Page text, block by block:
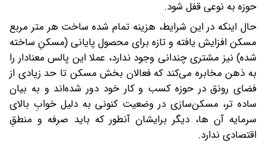
حوزه به نوعی قفل شود.
حال اینکه در این شرایط، هزینه تمام شده ساخت هر متر مربع
مسکن افزایش یافته و تازه برای محصول پایانی (مسکنِ ساخته
شده) نیز مشتری چندانی وجود ندارد، عملا این پالس معنادار را
به ذهن مخابره می‌کند که فعالان بخش مسکن تا حد زیادی از
فضای رونق در حوزه کسب و کار خود دور شده‌اند و به بیان
ساده تر، مسکن‌سازی در وضعیت کنونی به دلیل خوابِ بالای
سرمایه آن ها، دیگر برایشان آنطور که باید صرفه و منطقِ
اقتصادی ندارد.